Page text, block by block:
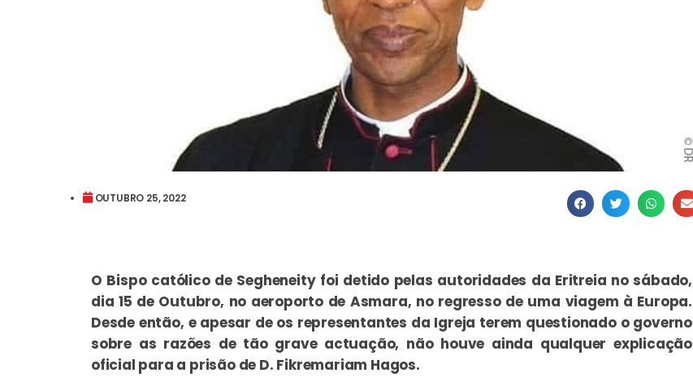
OUTUBRO 25, 2022
O Bispo católico de Segheneity foi detido pelas autoridades da Eritreia no sábado,
dia 15 de Outubro, no aeroporto de Asmara, no regresso de uma viagem à Europa.
Desde então, e apesar de os representantes da Igreja terem questionado o governo
sobre as razões de tão grave actuação, não houve ainda qualquer explicação
oficial para a prisão de D. Fikremariam Hagos.